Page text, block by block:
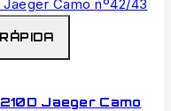
Jaeger Camo